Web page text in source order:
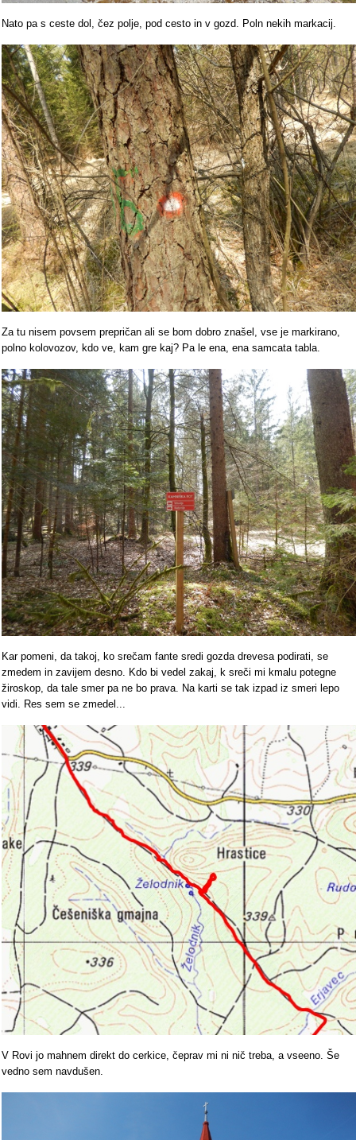
Nato pa s ceste dol, čez polje, pod cesto in v gozd. Poln nekih markacij.
Za tu nisem povsem prepričan ali se bom dobro znašel, vse je markirano,
polno kolovozov, kdo ve, kam gre kaj? Pa le ena, ena samcata tabla.
Kar pomeni, da takoj, ko srečam fante sredi gozda drevesa podirati, se
zmedem in zavijem desno. Kdo bi vedel zakaj, k sreči mi kmalu potegne
žiroskop, da tale smer pa ne bo prava. Na karti se tak izpad iz smeri lepo
vidi. Res sem se zmedel...
V Rovi jo mahnem direkt do cerkice, čeprav mi ni nič treba, a vseeno. Še
vedno sem navdušen.